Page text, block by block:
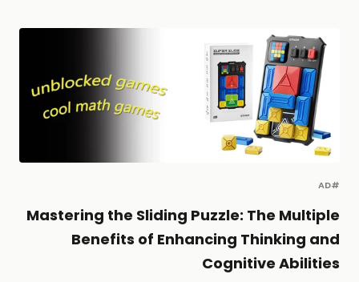
#AD
Mastering the Sliding Puzzle: The Multiple
Benefits of Enhancing Thinking and
Cognitive Abilities